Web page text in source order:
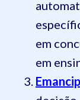
em
em